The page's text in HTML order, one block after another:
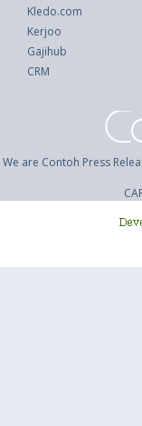
Kledo.com
Kerjoo
Gajihub
CRM
We are Contoh Press